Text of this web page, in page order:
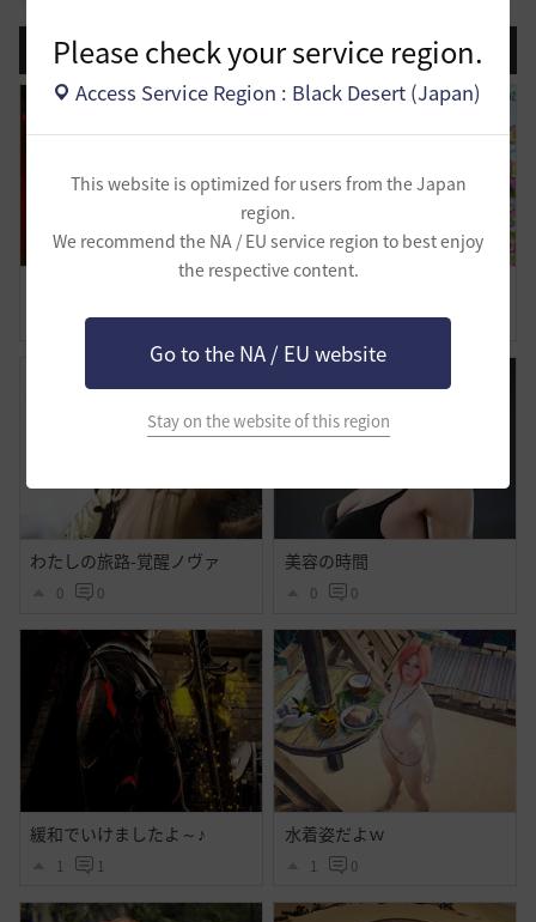
Please check your service region.
Access Service Region : Black Desert (Japan)
This website is optimized for users from the Japan
region.
We recommend the NA / EU service region to best enjoy
the respective content.
Go to the NA / EU website
Stay on the website of this region
登録日順 検索順 コメント順 推奨順 話題順
0 3 0
わたしの旅路-覚醒ノヴァ
0 0
美容の時間
0 0
緩和でいけましたよ～♪
1 1
水着姿だよｗ
1 0